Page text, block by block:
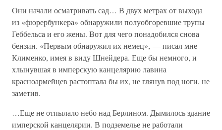
Они начали осматривать сад… В двух метрах от выхода
из «фюрербункера» обнаружили полуобгоревшие трупы
Геббельса и его жены. Вот для чего понадобился снова
бензин. «Первым обнаружил их немец», — писал мне
Клименко, имея в виду Шнейдера. Еще бы немного, и
хлынувшая в имперскую канцелярию лавина
красноармейцев растоптала бы их, не глянув под ноги, не
заметив.
…Еще не отпылало небо над Берлином. Дымилось здание
имперской канцелярии. В подземелье не работали